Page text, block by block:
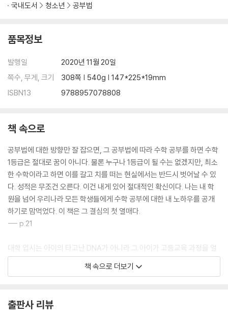
양치기 수업 6년, 수학 성적은 제자리인 이유
마중물이 없으면 펌프질을 할 수 없다
즐거움이 노력과 몰입을 이끌게 하라
망각을 없애려면 시간을 컨트롤하라
고등수학 정복을 위한 초등수학 공부
후행은 후퇴가 아니라 전진의 첫 발이다
지금 당장 수학 점수 최소한 10점 올리는 실전 시험 전략
[필립 샘의 원 포인트 체크] ‘문제풀이 최적화’란 무엇인가
3부_초집중몰입수학의 실제
5장_초집중몰입으로 개념 잡기
고등수학 정복을 위한 중등수학 키포인트
[중학교 3학년 단원별 키포인트]
국내도서
청소년 공부법
품목정보
발행일
2020년 11월 20일
쪽수, 무게, 크기
308쪽 | 540g | 147*225*19mm
ISBN13
9788957078808
책 속으로
공부법에 대한 방향만 잘 잡으면, 그 공부법에 따라 수학 공부를 하면 수학
1등급은 절대로 꿈이 아니다. 물론 누구나 1등급이 될 수는 없겠지만, 최소
한 수학이라고 하면 이를 갈고 치를 떠는 현실에서는 반드시 벗어날 수 있
다. 성적은 무조건 오른다. 이건 내게 있어 절대적인 확신이다. 나는 내 학
원을 넘어 우리나라 모든 학생들에게 수학 공부에 대한 내 노하우를 공개
하기로 맘먹었다. 이 책은 그 결심의 첫 열매다.
--- p.21
대학 입시는 아이의 타고난 DNA가 아니라 그 아이가 고등교육 과정을 얼
마나 충실히 잘 따라왔느냐를 평가하는 시험이다. 수학 공부에 있어서 IQ
가 좋은 것은 충분조건일 뿐 필요조건이 아니다. 도움은 되지만 결정적인
급은 후천적으로 ‘만들어진다.’
책 속으로 더보기
출판사 리뷰